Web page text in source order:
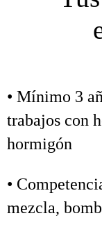
• Mínimo 3
trabajos con
hormigón
•
mezcla,